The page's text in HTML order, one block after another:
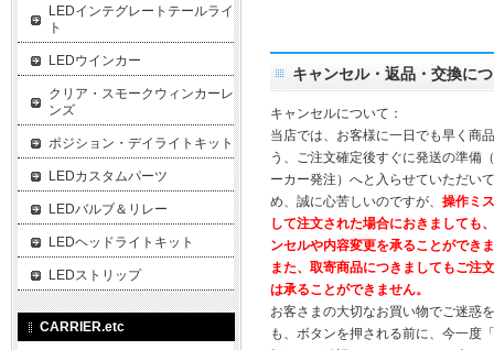
キャンセル・返品・交換に
キャンセルについて：
当店では、お客様に一日でも早く商
う、ご注文確定後すぐに発送の準備
ーカー発注）へと入らせていただい
め、誠に心苦しいのですが、 操作ミ
して注文された場合におきましても
ンセルや内容変更を承ることができ
また、取寄商品につきましてもご注
は承ることができません。
お客さまの大切なお買い物でご迷惑
も、ボタンを押される前に、今一度
LEDインテグレートテールライ
ト
LEDウインカー
クリア・スモークウィンカーレ
ンズ
ポジション・デイライトキット
LEDカスタムパーツ
LEDバルブ＆リレー
LEDヘッドライトキット
LEDストリップ
CARRIER.etc